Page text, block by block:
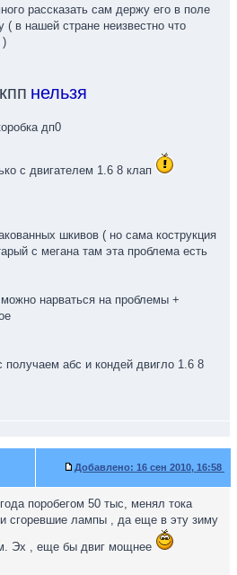
рассказать сам держу его в поле
( в нашей стране неизвестно что
)
нельзя
дп0
с двигателем 1.6 8 клап
шкивов ( но сама кострукция
с мегана там эта проблема есть
нарваться на проблемы +
абс и кондей двигло 1.6 8
Добавлено: 16 сен 2010, 16:58
поробегом 50 тыс, менял тока
сгоревшие лампы , да еще в эту зиму
Эх , еще бы двиг мощнее